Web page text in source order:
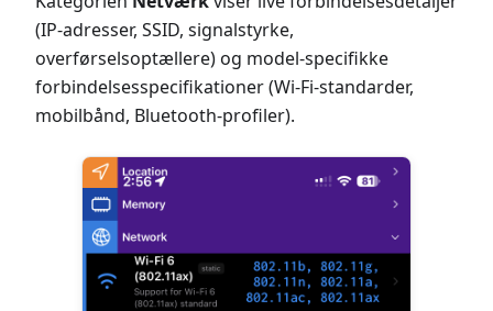
(IP-adresser, SSID, signalstyrke,
overførselsoptællere) og model-specifikke
forbindelsesspecifikationer (Wi-Fi-standarder,
mobilbånd, Bluetooth-profiler).